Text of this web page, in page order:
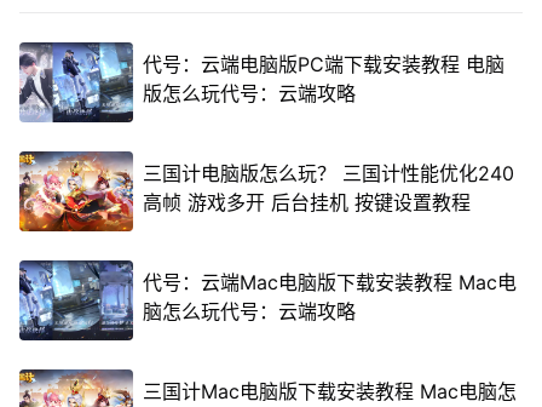
代号：云端电脑版PC端下载安装教程 电脑
版怎么玩代号：云端攻略
三国计电脑版怎么玩？ 三国计性能优化240
高帧 游戏多开 后台挂机 按键设置教程
代号：云端Mac电脑版下载安装教程 Mac电
脑怎么玩代号：云端攻略
三国计Mac电脑版下载安装教程 Mac电脑怎